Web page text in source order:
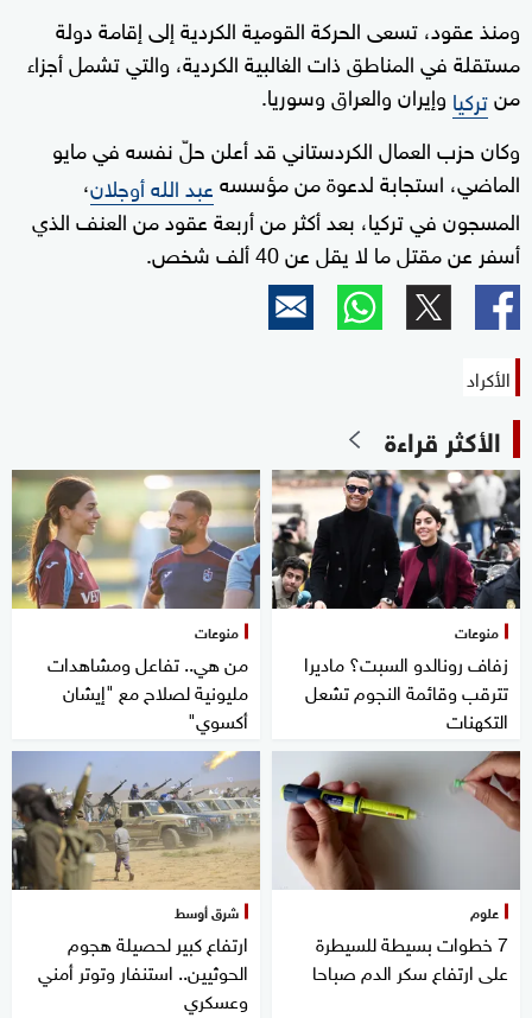
ومنذ عقود، تسعى الحركة القومية الكردية إلى إقامة دولة
مستقلة في المناطق ذات الغالبية الكردية، والتي تشمل أجزاء
منتركيا وإيران والعراق وسوريا.
وكان حزب العمال الكردستاني قد أعلن حلّ نفسه في مايو
الماضي، استجابة لدعوة من مؤسسهعبد الله أوجلان،
المسجون في تركيا، بعد أكثر من أربعة عقود من العنف الذي
أسفر عن مقتل ما لا يقل عن 40 ألف شخص.
الأكراد
الأكثر قراءة
منوعات
زفاف رونالدو السبت؟ ماديرا
تترقب وقائمة النجوم تشعل
التكهنات
منوعات
من هي.. تفاعل ومشاهدات
مليونية لصلاح مع "إيشان
أكسوي"
علوم
7 خطوات بسيطة للسيطرة
على ارتفاع سكر الدم صباحا
شرق أوسط
ارتفاع كبير لحصيلة هجوم
الحوثيين.. استنفار وتوتر أمني
وعسكري